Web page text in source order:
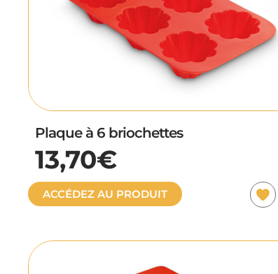
Plaque à 6 briochettes
13,70€
ACCÉDEZ AU PRODUIT